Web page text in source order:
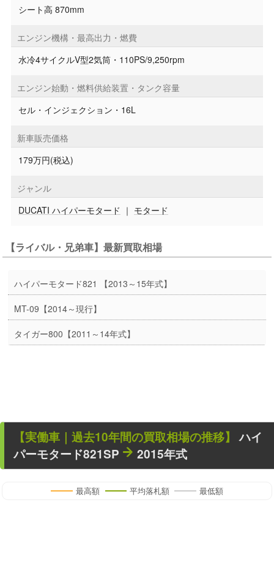
シート高 870mm
エンジン機構・最高出力・燃費
水冷4サイクルV型2気筒・110PS/9,250rpm
エンジン始動・燃料供給装置・タンク容量
セル・インジェクション・16L
新車販売価格
179万円(税込)
ジャンル
DUCATI ハイパーモタード ｜ モタード
【ライバル・兄弟車】最新買取相場
ハイパーモタード821 【2013～15年式】
MT-09【2014～現行】
タイガー800【2011～14年式】
【実働車 ｜過去10年間の買取相場の推移】ハイ
パーモタード821SP
2015年式
最高額 平均落札額 最低額